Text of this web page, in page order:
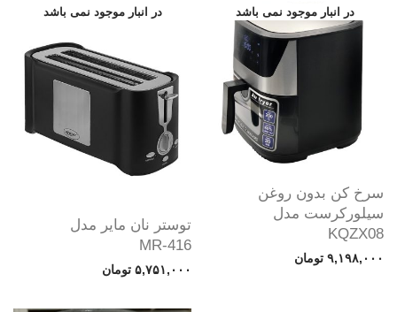
سرخ کن بدون روغن
سیلورکرست مدل
KQZX08
۹,۱۹۸,۰۰۰ تومان
توستر نان مایر مدل
MR-416
۵,۷۵۱,۰۰۰ تومان